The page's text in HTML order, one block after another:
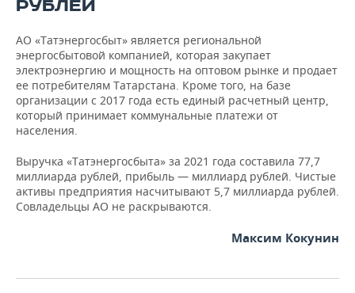
РУБЛЕЙ
АО «Татэнергосбыт» является региональной
энергосбытовой компанией, которая закупает
электроэнергию и мощность на оптовом рынке и продает
ее потребителям Татарстана. Кроме того, на базе
организации с 2017 года есть единый расчетный центр,
который принимает коммунальные платежи от
населения.
Выручка «Татэнергосбыта» за 2021 года составила 77,7
миллиарда рублей, прибыль — миллиард рублей. Чистые
активы предприятия насчитывают 5,7 миллиарда рублей.
Совладельцы АО не раскрываются.
Максим Кокунин